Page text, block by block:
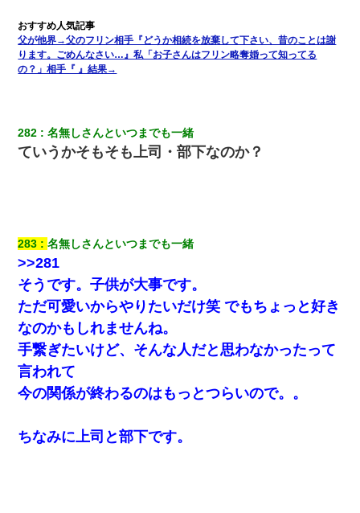
父が他界→父のフリン相手『どうか相続を放棄して下さい、昔のことは謝
ります。ごめんなさい…』私「お子さんはフリン略奪婚って知ってる
の？」相手『 』結果→
282 名無しさんといつまでも一緒
ていうかそもそも上司・部下なのか？
283 名無しさんといつまでも一緒
>>281
そうです。子供が大事です。
ただ可愛いからやりたいだけ笑 でもちょっと好き
なのかもしれませんね。
手繋ぎたいけど、そんな人だと思わなかったって
言われて
今の関係が終わるのはもっとつらいので。。
ちなみに上司と部下です。